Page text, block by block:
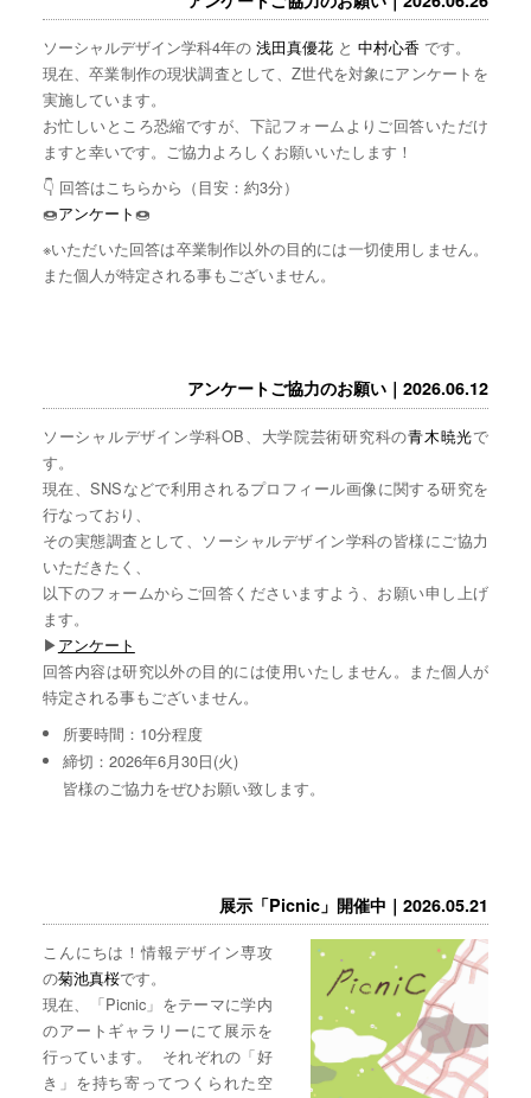
ソーシャルデザイン学科4年の 浅田真優花と 中村心香 です。
現在、卒業制作の現状調査として、Z世代を対象にアンケートを
実施しています。
お忙しいところ恐縮ですが、下記フォームよりご回答いただけ
ますと幸いです。ご協力よろしくお願いいたします！
👇 回答はこちらから（目安：約3分）
🍩アンケート🍩
※いただいた回答は卒業制作以外の目的には一切使用しません。
また個人が特定される事もございません。
アンケートご協力のお願い｜2026.06.12
ソーシャルデザイン学科OB、大学院芸術研究科の青木暁光で
す。
現在、SNSなどで利用されるプロフィール画像に関する研究を
行なっており、
その実態調査として、ソーシャルデザイン学科の皆様にご協力
いただきたく、
以下のフォームからご回答くださいますよう、お願い申し上げ
ます。
▶︎アンケート
回答内容は研究以外の目的には使用いたしません。また個人が
特定される事もございません。
所要時間：10分程度
締切：2026年6月30日(火)
皆様のご協力をぜひお願い致します。
展示「Picnic」開催中｜2026.05.21
こんにちは！情報デザイン専攻
の菊池真桜です。
現在、「Picnic」をテーマに学内
のアートギャラリーにて展示を
行っています。 それぞれの「好
き」を持ち寄ってつくられた空